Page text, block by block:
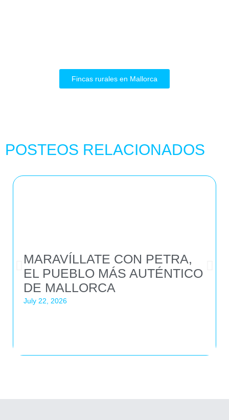
Fincas rurales en Mallorca
POSTEOS RELACIONADOS
MARAVÍLLATE CON PETRA,
EL PUEBLO MÁS AUTÉNTICO
DE MALLORCA
July 22, 2026